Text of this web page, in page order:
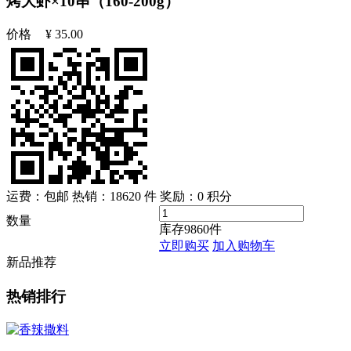
价格 ¥ 35.00
运费：包邮 热销：18620 件 奖励： 0 积分
数量
库存9860件
立即购买 加入购物车
新品推荐
热销排行